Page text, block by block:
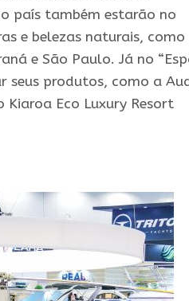
país também estarão no
e belezas naturais, como
e São Paulo. Já no
seus produtos, como a
Kiaroa Eco Luxury Resort